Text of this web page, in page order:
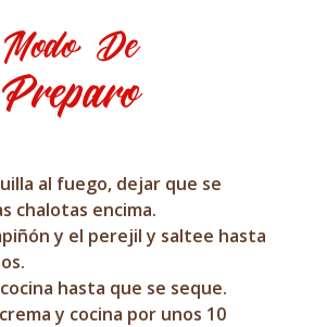
Modo De
Preparo
al fuego, dejar que se
chalotas encima.
y el perejil y saltee hasta
hasta que se seque.
y cocina por unos 10